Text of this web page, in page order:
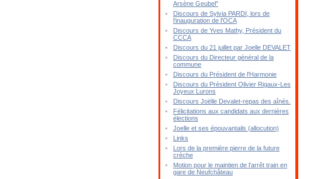
Arsène Geubel"
Discours de Sylvia PARDI, lors de
l'inauguration de l'OCA
Discours de Yves Mathy, Président du
CCCA
Discours du 21 juillet par Joelle DEVALET
Discours du Directeur général de la
commune
Discours du Président de l'Harmonie
Discours du Président Olivier Rigaux-Les
Joyeux Lurons
Discours Joëlle Devalet-repas des aînés.
Félicitations aux candidats aux dernières
élections
Joelle et ses épouvantails (allocution)
Links
Lors de la première pierre de la future
crèche
Motion pour le maintien de l'arrêt train en
gare de Neufchâteau